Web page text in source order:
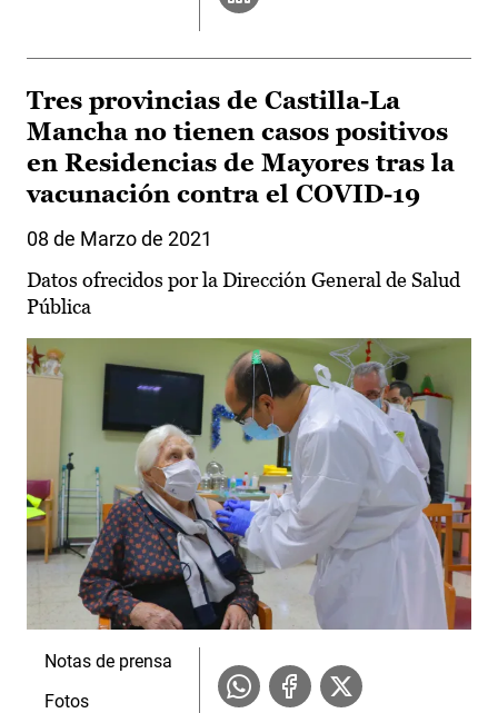
Tres provincias de Castilla-La
Mancha no tienen casos positivos
en Residencias de Mayores tras la
vacunación contra el COVID-19
08 de Marzo de 2021
Datos ofrecidos por la Dirección General de Salud
Pública
Notas de prensa
Fotos